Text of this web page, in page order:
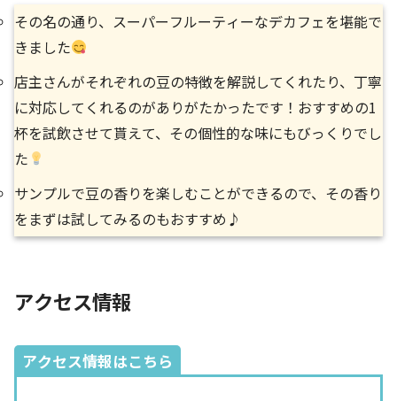
その名の通り、スーパーフルーティーなデカフェを堪能で
きました
店主さんがそれぞれの豆の特徴を解説してくれたり、丁寧
に対応してくれるのがありがたかったです！おすすめの1
杯を試飲させて貰えて、その個性的な味にもびっくりでし
た
サンプルで豆の香りを楽しむことができるので、その香り
をまずは試してみるのもおすすめ♪
アクセス情報
アクセス情報はこちら